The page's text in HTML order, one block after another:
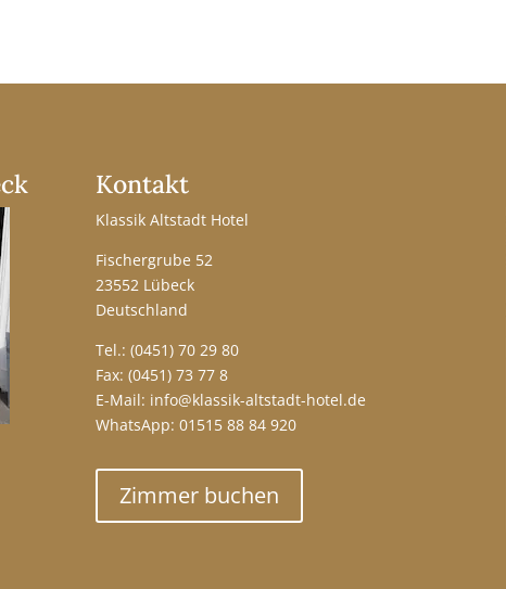
Kontakt
Klassik Altstadt Hotel
Fischergrube 52
23552 Lübeck
Deutschland
Tel.: (0451) 70 29 80
Fax: (0451) 73 77 8
E-Mail: info@klassik-altstadt-hotel.de
WhatsApp: 01515 88 84 920
Zimmer buchen